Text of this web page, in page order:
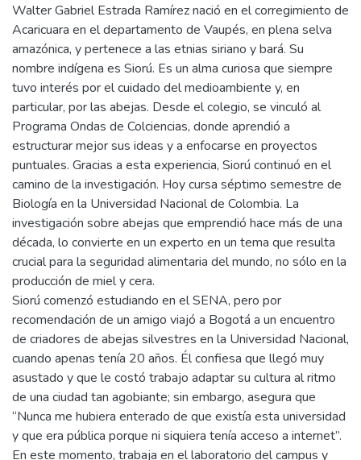
Walter Gabriel Estrada Ramírez nació en el corregimiento de
Acaricuara en el departamento de Vaupés, en plena selva
amazónica, y pertenece a las etnias siriano y bará. Su
nombre indígena es Siorú. Es un alma curiosa que siempre
tuvo interés por el cuidado del medioambiente y, en
particular, por las abejas. Desde el colegio, se vinculó al
Programa Ondas de Colciencias, donde aprendió a
estructurar mejor sus ideas y a enfocarse en proyectos
puntuales. Gracias a esta experiencia, Siorú continuó en el
camino de la investigación. Hoy cursa séptimo semestre de
Biología en la Universidad Nacional de Colombia. La
investigación sobre abejas que emprendió hace más de una
década, lo convierte en un experto en un tema que resulta
crucial para la seguridad alimentaria del mundo, no sólo en la
producción de miel y cera.
Siorú comenzó estudiando en el SENA, pero por
recomendación de un amigo viajó a Bogotá a un encuentro
de criadores de abejas silvestres en la Universidad Nacional,
cuando apenas tenía 20 años. Él confiesa que llegó muy
asustado y que le costó trabajo adaptar su cultura al ritmo
de una ciudad tan agobiante; sin embargo, asegura que
“Nunca me hubiera enterado de que existía esta universidad
y que era pública porque ni siquiera tenía acceso a internet”.
En este momento, trabaja en el laboratorio del campus y